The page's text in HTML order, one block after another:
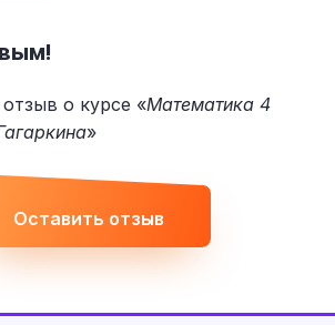
о курсе «Математика 4
»
Оставить отзыв